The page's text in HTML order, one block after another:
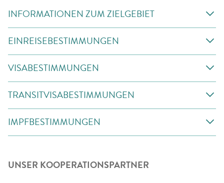
INFORMATIONEN ZUM ZIELGEBIET
EINREISEBESTIMMUNGEN
VISABESTIMMUNGEN
TRANSITVISABESTIMMUNGEN
IMPFBESTIMMUNGEN
UNSER KOOPERATIONSPARTNER